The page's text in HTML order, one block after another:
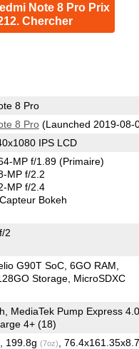
Note 8 Pro Prix
Chercher
8 Pro
8 Pro(Launched 2019-08-
IPS LCD
MP f/1.89(Primaire)
MP f/2.2
MP f/2.4
Bokeh
2
G90T SoC 6GO RAM
Storage MicroSDXC
MediaTek Pump Express
4+ (18)
, 199.8g (7oz)
,